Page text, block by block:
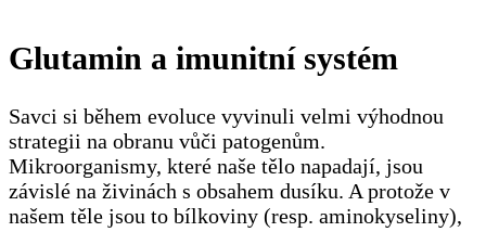
Glutamin a imunitní systém
Savci si během evoluce vyvinuli velmi výhodnou
strategii na obranu vůči patogenům.
Mikroorganismy, které naše tělo napadají, jsou
závislé na živinách s obsahem dusíku. A protože v
našem těle jsou to bílkoviny (resp. aminokyseliny),